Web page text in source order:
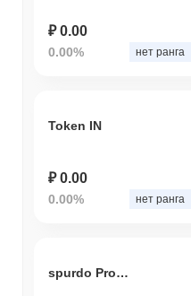
₽ 0.00
0.00% нет ранга
Token IN
₽ 0.00
0.00% нет ранга
spurdo Protocol